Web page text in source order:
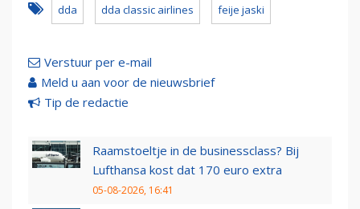
dda dda classic airlines feije jaski
Verstuur per e-mail
Meld u aan voor de nieuwsbrief
Tip de redactie
Raamstoeltje in de businessclass? Bij
Lufthansa kost dat 170 euro extra
05-08-2026, 16:41